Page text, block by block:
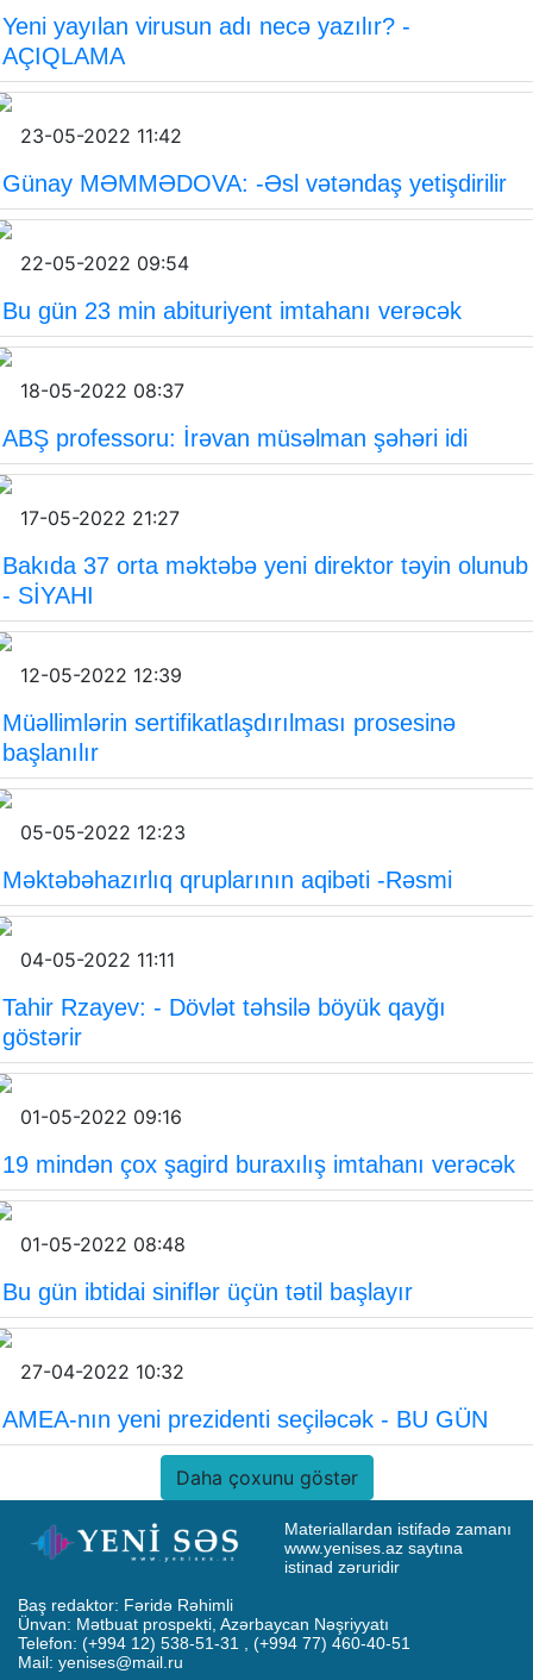
Yeni yayılan virusun adı necə yazılır? -
AÇIQLAMA
23-05-2022 11:42
Günay MƏMMƏDOVA: -Əsl vətəndaş yetişdirilir
22-05-2022 09:54
Bu gün 23 min abituriyent imtahanı verəcək
18-05-2022 08:37
ABŞ professoru: İrəvan müsəlman şəhəri idi
17-05-2022 21:27
Bakıda 37 orta məktəbə yeni direktor təyin olunub
- SİYAHI
12-05-2022 12:39
Müəllimlərin sertifikatlaşdırılması prosesinə
başlanılır
05-05-2022 12:23
Məktəbəhazırlıq qruplarının aqibəti -Rəsmi
04-05-2022 11:11
Tahir Rzayev: - Dövlət təhsilə böyük qayğı
göstərir
01-05-2022 09:16
19 mindən çox şagird buraxılış imtahanı verəcək
01-05-2022 08:48
Bu gün ibtidai siniflər üçün tətil başlayır
27-04-2022 10:32
AMEA-nın yeni prezidenti seçiləcək - BU GÜN
Daha çoxunu göstər
Materiallardan istifadə zamanı
www.yenises.az saytına
istinad zəruridir
Baş redaktor: Fəridə Rəhimli
Ünvan: Mətbuat prospekti, Azərbaycan Nəşriyyatı
Telefon: (+994 12) 538-51-31 , (+994 77) 460-40-51
Mail: yenises@mail.ru